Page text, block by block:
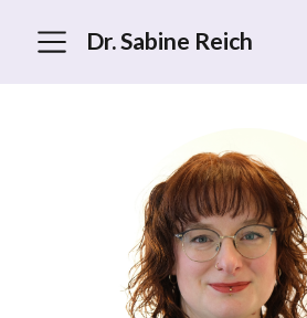
Dr. Sabine Reich